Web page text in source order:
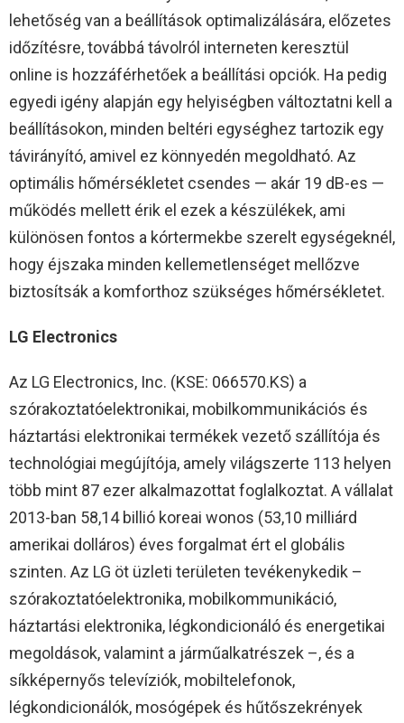
lehetőség van a beállítások optimalizálására, előzetes
időzítésre, továbbá távolról interneten keresztül
online is hozzáférhetőek a beállítási opciók. Ha pedig
egyedi igény alapján egy helyiségben változtatni kell a
beállításokon, minden beltéri egységhez tartozik egy
távirányító, amivel ez könnyedén megoldható. Az
optimális hőmérsékletet csendes — akár 19 dB-es —
működés mellett érik el ezek a készülékek, ami
különösen fontos a kórtermekbe szerelt egységeknél,
hogy éjszaka minden kellemetlenséget mellőzve
biztosítsák a komforthoz szükséges hőmérsékletet.
LG Electronics
Az LG Electronics, Inc. (KSE: 066570.KS) a
szórakoztatóelektronikai, mobilkommunikációs és
háztartási elektronikai termékek vezető szállítója és
technológiai megújítója, amely világszerte 113 helyen
több mint 87 ezer alkalmazottat foglalkoztat. A vállalat
2013-ban 58,14 billió koreai wonos (53,10 milliárd
amerikai dolláros) éves forgalmat ért el globális
szinten. Az LG öt üzleti területen tevékenykedik –
szórakoztatóelektronika, mobilkommunikáció,
háztartási elektronika, légkondicionáló és energetikai
megoldások, valamint a járműalkatrészek –, és a
síkképernyős televíziók, mobiltelefonok,
légkondicionálók, mosógépek és hűtőszekrények